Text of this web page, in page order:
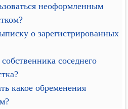
неоформленным
о зарегистрированных
соседнего
какое обременения